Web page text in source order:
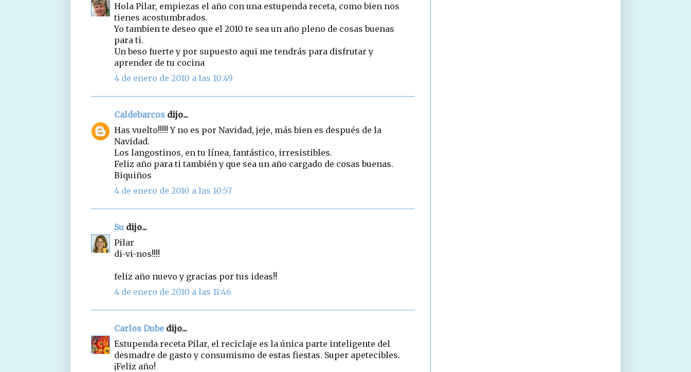
Hola Pilar, empiezas el año con una estupenda receta, como bien nos
tienes acostumbrados.
Yo tambien te deseo que el 2010 te sea un año pleno de cosas buenas
para ti.
Un beso fuerte y por supuesto aqui me tendrás para disfrutar y
aprender de tu cocina
4 de enero de 2010 a las 10:49
Caldebarcos dijo...
Has vuelto!!!!! Y no es por Navidad, jeje, más bien es después de la
Navidad.
Los langostinos, en tu línea, fantástico, irresistibles.
Feliz año para ti también y que sea un año cargado de cosas buenas.
Biquiños
4 de enero de 2010 a las 10:57
Su dijo...
Pilar
di-vi-nos!!!!
feliz año nuevo y gracias por tus ideas!!
4 de enero de 2010 a las 11:46
Carlos Dube dijo...
Estupenda receta Pilar, el reciclaje es la única parte inteligente del
desmadre de gasto y consumismo de estas fiestas. Super apetecibles.
¡Feliz año!